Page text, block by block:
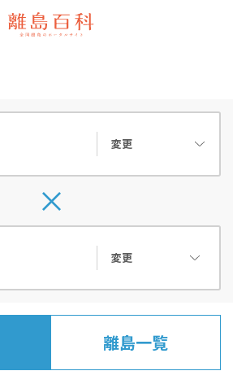
変更
変更
離島一覧